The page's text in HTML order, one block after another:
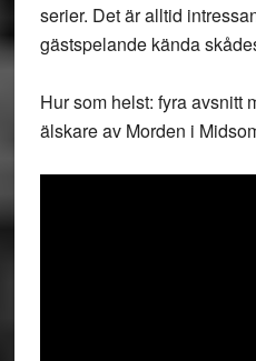
serier. Det är alltid
gästspelande kända
Hur som helst: fyra avsnitt
älskare av Morden i